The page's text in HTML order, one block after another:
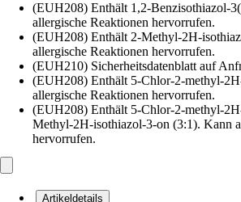
(EUH208) Enthält 1,2-Benzisothiazol-
allergische Reaktionen hervorrufen.
(EUH208) Enthält 2-Methyl-2H-
allergische Reaktionen hervorrufen.
(EUH210) Sicherheitsdatenblatt auf
(EUH208) Enthält 5-Chlor-2-methyl-
allergische Reaktionen hervorrufen.
(EUH208) Enthält 5-Chlor-2-methyl-
Methyl-2H-isothiazol-3-on (3:1). Kann
hervorrufen.
Artikeldetails